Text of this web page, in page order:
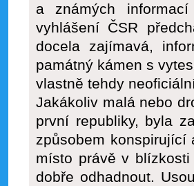
a známých
vyhlášení ČSR
docela zajímavá,
památný kámen s
vlastně tehdy
Jakákoliv malá nebo
první republiky, byla
způsobem konspirující
místo právě v
dobře odhadnout.